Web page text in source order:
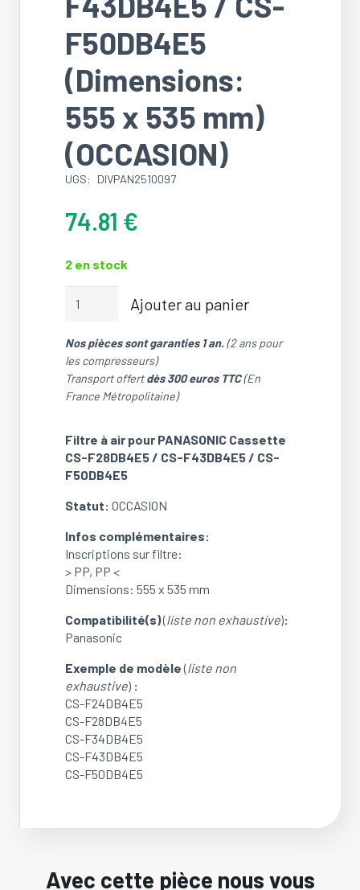
F50DB4E5
(Dimensions:
555 x 535 mm)
(OCCASION)
UGS: DIVPAN2510097
74.81 €
2 en stock
à
air
pour
PANASONIC
CS-
F28DB4E5
/
F43DB4E5
CS-
F50DB4E5
(Dimensions:
555
535
mm)
(OCCASION)
Ajouter au panier
Nos pièces sont garanties 1 an.(2 ans pour
les compresseurs)
Transport offertdès 300 euros TTC(En
France Métropolitaine)
Filtre à air pour PANASONIC Cassette
CS-F28DB4E5 / CS-F43DB4E5 / CS-
F50DB4E5
Statut: OCCASION
Infos complémentaires:
Inscriptions sur filtre:
> PP, PP <
Dimensions: 555 x 535 mm
Compatibilité(s)(liste non exhaustive):
Panasonic
Exemple de modèle(liste non
exhaustive) :
CS-F24DB4E5
CS-F28DB4E5
CS-F34DB4E5
CS-F43DB4E5
CS-F50DB4E5
Avec cette pièce nous vous